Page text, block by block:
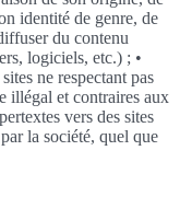
identité de genre, de
du contenu
logiciels, etc.) ; •
ne respectant pas
illégal et contraires aux
vers des sites
la société, quel que